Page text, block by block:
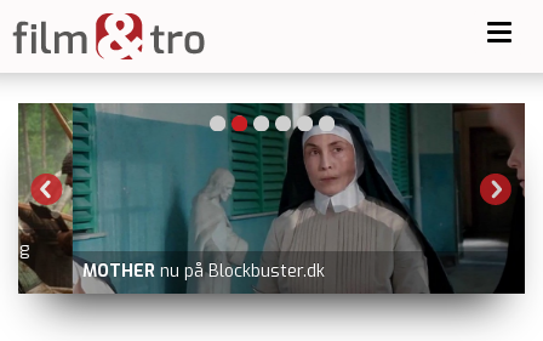
MOTHER nu på Blockbuster.dk